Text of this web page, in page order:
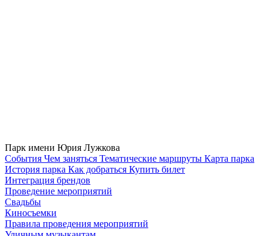
Парк имени Юрия Лужкова
Cобытия Чем заняться Тематические маршруты Карта парка
История парка Как добраться Купить билет
Интеграция брендов
Проведение мероприятий
Свадьбы
Киносъемки
Правила проведения мероприятий